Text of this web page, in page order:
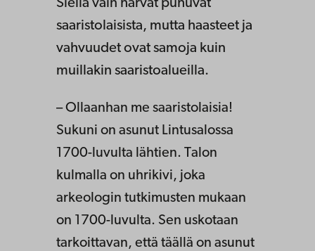
Siellä vain harvat puhuvat
saaristolaisista, mutta haasteet ja
vahvuudet ovat samoja kuin
muillakin saaristoalueilla.
– Ollaanhan me saaristolaisia!
Sukuni on asunut Lintusalossa
1700-luvulta lähtien. Talon
kulmalla on uhrikivi, joka
arkeologin tutkimusten mukaan
on 1700-luvulta. Sen uskotaan
tarkoittavan, että täällä on asunut